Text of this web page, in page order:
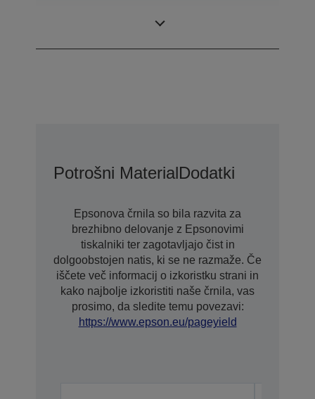
Potrošni MaterialDodatki
Epsonova črnila so bila razvita za
brezhibno delovanje z Epsonovimi
tiskalniki ter zagotavljajo čist in
dolgoobstojen natis, ki se ne razmaže. Če
iščete več informacij o izkoristku strani in
kako najbolje izkoristiti naše črnila, vas
prosimo, da sledite temu povezavi:
https://www.epson.eu/pageyield